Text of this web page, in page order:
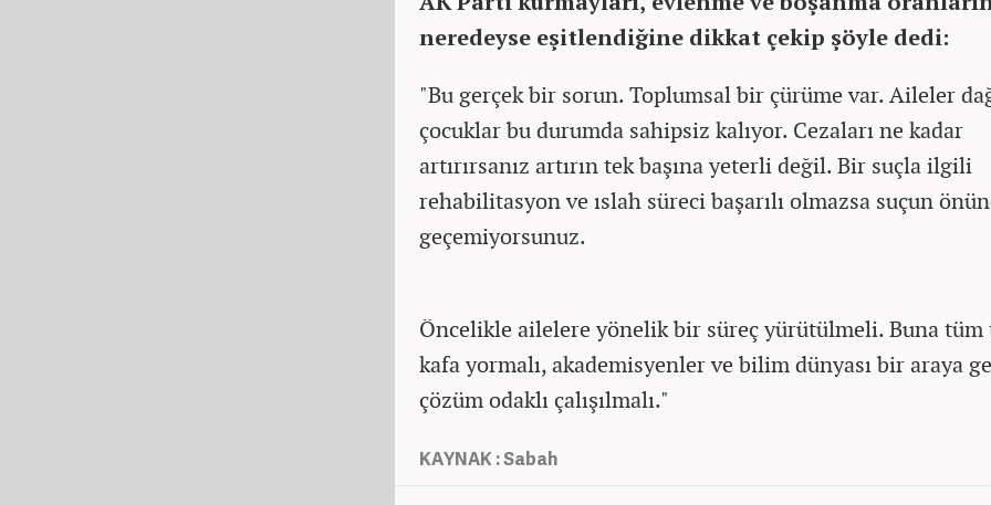
neredeyse eşitlendiğine dikkat çekip şöyle dedi:
"Bu gerçek bir sorun. Toplumsal bir çürüme var. Aileler
çocuklar bu durumda sahipsiz kalıyor. Cezaları ne kadar
artırırsanız artırın tek başına yeterli değil. Bir suçla ilgili
rehabilitasyon ve ıslah süreci başarılı olmazsa suçun
geçemiyorsunuz.
Öncelikle ailelere yönelik bir süreç yürütülmeli. Buna
kafa yormalı, akademisyenler ve bilim dünyası bir araya
çözüm odaklı çalışılmalı."
KAYNAK : Sabah